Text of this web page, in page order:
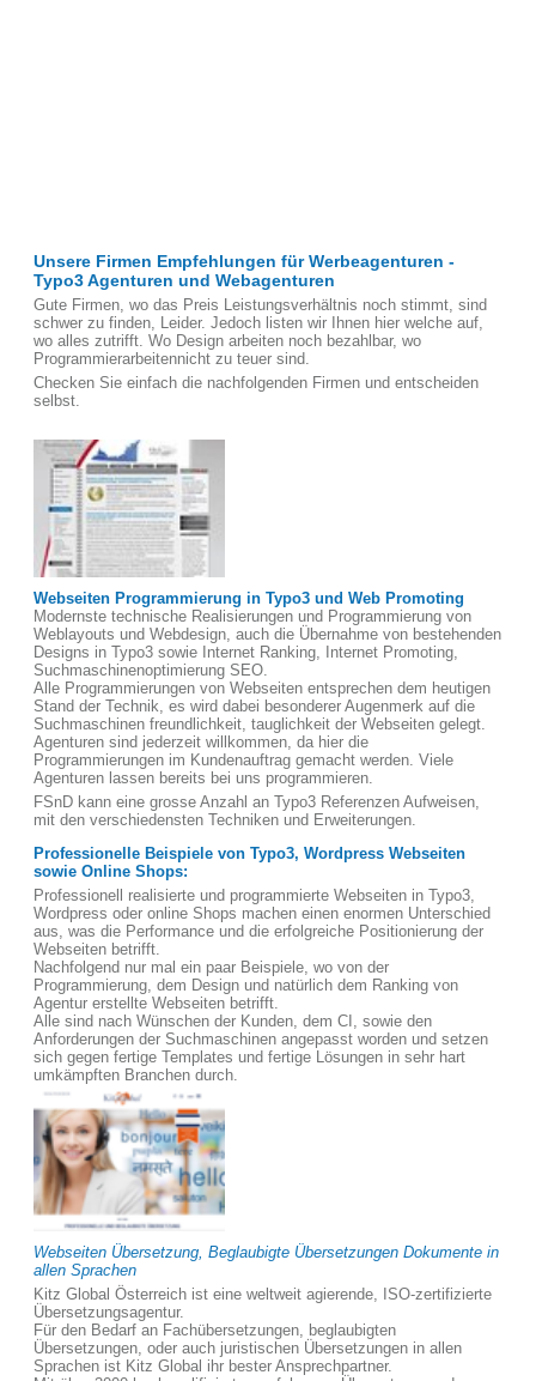
Unsere Firmen Empfehlungen für Werbeagenturen -
Typo3 Agenturen und Webagenturen
Gute Firmen, wo das Preis Leistungsverhältnis noch stimmt, sind
schwer zu finden, Leider. Jedoch listen wir Ihnen hier welche auf,
wo alles zutrifft. Wo Design arbeiten noch bezahlbar, wo
Programmierarbeitennicht zu teuer sind.
Checken Sie einfach die nachfolgenden Firmen und entscheiden
selbst.
Webseiten Programmierung in Typo3 und Web Promoting
Modernste technische Realisierungen und Programmierung von
Weblayouts und Webdesign, auch die Übernahme von bestehenden
Designs in Typo3 sowie Internet Ranking, Internet Promoting,
Suchmaschinenoptimierung SEO.
Alle Programmierungen von Webseiten entsprechen dem heutigen
Stand der Technik, es wird dabei besonderer Augenmerk auf die
Suchmaschinen freundlichkeit, tauglichkeit der Webseiten gelegt.
Agenturen sind jederzeit willkommen, da hier die
Programmierungen im Kundenauftrag gemacht werden. Viele
Agenturen lassen bereits bei uns programmieren.
FSnD kann eine grosse Anzahl an Typo3 Referenzen Aufweisen,
mit den verschiedensten Techniken und Erweiterungen.
Professionelle Beispiele von Typo3, Wordpress Webseiten
sowie Online Shops:
Professionell realisierte und programmierte Webseiten in Typo3,
Wordpress oder online Shops machen einen enormen Unterschied
aus, was die Performance und die erfolgreiche Positionierung der
Webseiten betrifft.
Nachfolgend nur mal ein paar Beispiele, wo von der
Programmierung, dem Design und natürlich dem Ranking von
Agentur erstellte Webseiten betrifft.
Alle sind nach Wünschen der Kunden, dem CI, sowie den
Anforderungen der Suchmaschinen angepasst worden und setzen
sich gegen fertige Templates und fertige Lösungen in sehr hart
umkämpften Branchen durch.
Webseiten Übersetzung, Beglaubigte Übersetzungen Dokumente in
allen Sprachen
Kitz Global Österreich ist eine weltweit agierende, ISO-zertifizierte
Übersetzungsagentur.
Für den Bedarf an Fachübersetzungen, beglaubigten
Übersetzungen, oder auch juristischen Übersetzungen in allen
Sprachen ist Kitz Global ihr bester Ansprechpartner.